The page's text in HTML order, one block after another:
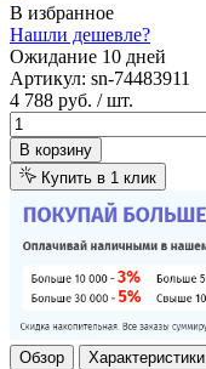
В избранное
Нашли дешевле?
Ожидание 10 дней
Артикул: sn-74483911
4 788 руб. / шт.
В корзину
Купить в 1 клик
Обзор Характеристики